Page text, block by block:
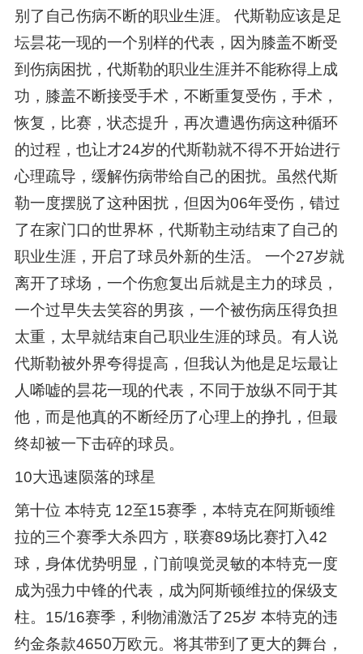
别了自己伤病不断的职业生涯。 代斯勒应该是足
坛昙花一现的一个别样的代表，因为膝盖不断受
到伤病困扰，代斯勒的职业生涯并不能称得上成
功，膝盖不断接受手术，不断重复受伤，手术，
恢复，比赛，状态提升，再次遭遇伤病这种循环
的过程，也让才24岁的代斯勒就不得不开始进行
心理疏导，缓解伤病带给自己的困扰。虽然代斯
勒一度摆脱了这种困扰，但因为06年受伤，错过
了在家门口的世界杯，代斯勒主动结束了自己的
职业生涯，开启了球员外新的生活。 一个27岁就
离开了球场，一个伤愈复出后就是主力的球员，
一个过早失去笑容的男孩，一个被伤病压得负担
太重，太早就结束自己职业生涯的球员。有人说
代斯勒被外界夸得提高，但我认为他是足坛最让
人唏嘘的昙花一现的代表，不同于放纵不同于其
他，而是他真的不断经历了心理上的挣扎，但最
终却被一下击碎的球员。
10大迅速陨落的球星
第十位 本特克 12至15赛季，本特克在阿斯顿维
拉的三个赛季大杀四方，联赛89场比赛打入42
球，身体优势明显，门前嗅觉灵敏的本特克一度
成为强力中锋的代表，成为阿斯顿维拉的保级支
柱。15/16赛季，利物浦激活了25岁 本特克的违
约金条款4650万欧元。将其带到了更大的舞台，